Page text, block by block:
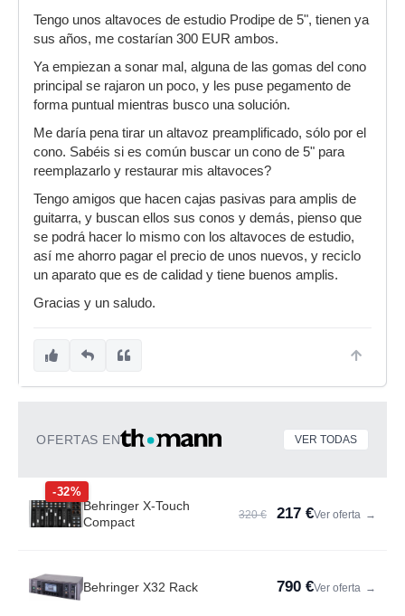
Tengo unos altavoces de estudio Prodipe de 5", tienen ya
sus años, me costarían 300 EUR ambos.
Ya empiezan a sonar mal, alguna de las gomas del cono
principal se rajaron un poco, y les puse pegamento de
forma puntual mientras busco una solución.
Me daría pena tirar un altavoz preamplificado, sólo por el
cono. Sabéis si es común buscar un cono de 5" para
reemplazarlo y restaurar mis altavoces?
Tengo amigos que hacen cajas pasivas para amplis de
guitarra, y buscan ellos sus conos y demás, pienso que
se podrá hacer lo mismo con los altavoces de estudio,
así me ahorro pagar el precio de unos nuevos, y reciclo
un aparato que es de calidad y tiene buenos amplis.
Gracias y un saludo.
OFERTAS EN VER TODAS
-32%
Behringer X-Touch
Compact
320 € 217 €Ver oferta →
Behringer X32 Rack 790 €Ver oferta →